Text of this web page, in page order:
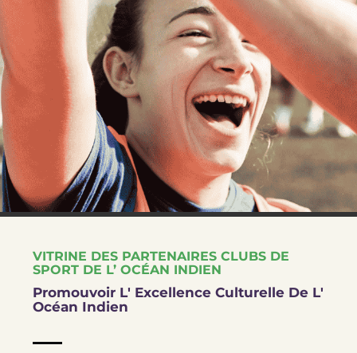
VITRINE DES PARTENAIRES CLUBS DE
SPORT DE L’ OCÉAN INDIEN
Promouvoir L' Excellence Culturelle De L'
Océan Indien